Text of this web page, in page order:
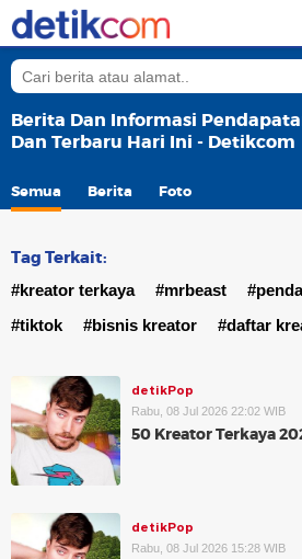
Berita Dan Informasi
Dan Terbaru Hari Ini - Detikcom
Semua Berita Foto
Tag Terkait:
#kreator terkaya #mrbeast
#tiktok
#bisnis kreator #daftar
detikPop
Rabu, 08 Jul 2026 22:02 WIB
50 Kreator Terkaya
detikPop
Rabu, 08 Jul 2026 15:28 WIB